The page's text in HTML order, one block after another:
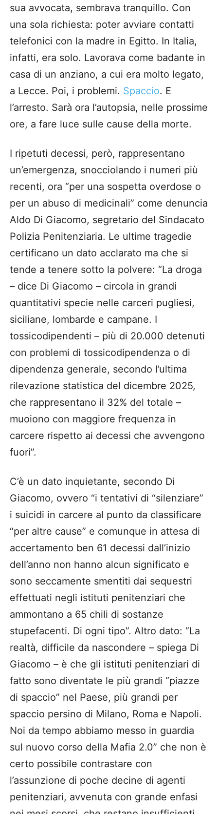
sua avvocata, sembrava tranquillo. Con
una sola richiesta: poter avviare contatti
telefonici con la madre in Egitto. In Italia,
infatti, era solo. Lavorava come badante in
casa di un anziano, a cui era molto legato,
a Lecce. Poi, i problemi. Spaccio. E
l’arresto. Sarà ora l’autopsia, nelle prossime
ore, a fare luce sulle cause della morte.
I ripetuti decessi, però, rappresentano
un’emergenza, snocciolando i numeri più
recenti, ora “per una sospetta overdose o
per un abuso di medicinali” come denuncia
Aldo Di Giacomo, segretario del Sindacato
Polizia Penitenziaria. Le ultime tragedie
certificano un dato acclarato ma che si
tende a tenere sotto la polvere: “La droga
– dice Di Giacomo – circola in grandi
quantitativi specie nelle carceri pugliesi,
siciliane, lombarde e campane. I
tossicodipendenti – più di 20.000 detenuti
con problemi di tossicodipendenza o di
dipendenza generale, secondo l’ultima
rilevazione statistica del dicembre 2025,
che rappresentano il 32% del totale –
muoiono con maggiore frequenza in
carcere rispetto ai decessi che avvengono
fuori”.
C’è un dato inquietante, secondo Di
Giacomo, ovvero “i tentativi di “silenziare”
i suicidi in carcere al punto da classificare
“per altre cause” e comunque in attesa di
accertamento ben 61 decessi dall’inizio
dell’anno non hanno alcun significato e
sono seccamente smentiti dai sequestri
effettuati negli istituti penitenziari che
ammontano a 65 chili di sostanze
stupefacenti. Di ogni tipo”. Altro dato: “La
realtà, difficile da nascondere – spiega Di
Giacomo – è che gli istituti penitenziari di
fatto sono diventate le più grandi “piazze
di spaccio” nel Paese, più grandi per
spaccio persino di Milano, Roma e Napoli.
Noi da tempo abbiamo messo in guardia
sul nuovo corso della Mafia 2.0” che non è
certo possibile contrastare con
l’assunzione di poche decine di agenti
penitenziari, avvenuta con grande enfasi